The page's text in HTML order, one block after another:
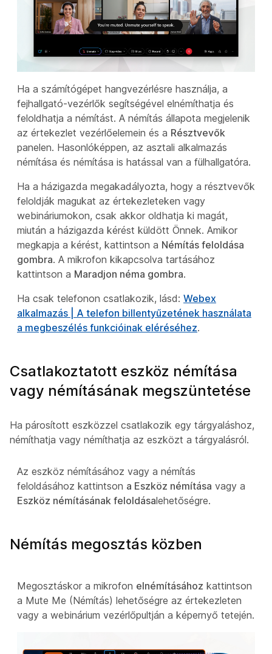
Ha a számítógépet hangvezérlésre használja, a
fejhallgató-vezérlők segítségével elnémíthatja és
feloldhatja a némítást. A némítás állapota megjelenik
az értekezlet vezérlőelemein és a Résztvevők
panelen. Hasonlóképpen, az asztali alkalmazás
némítása és némítása is hatással van a fülhallgatóra.
Ha a házigazda megakadályozta, hogy a résztvevők
feloldják magukat az értekezleteken vagy
webináriumokon, csak akkor oldhatja ki magát,
miután a házigazda kérést küldött Önnek. Amikor
megkapja a kérést, kattintson a Némítás feloldása
gombra. A mikrofon kikapcsolva tartásához
kattintson a Maradjon néma gombra.
Ha csak telefonon csatlakozik, lásd: Webex
alkalmazás | A telefon billentyűzetének használata
a megbeszélés funkcióinak eléréséhez.
Csatlakoztatott eszköz némítása
vagy némításának megszüntetése
Ha párosított eszközzel csatlakozik egy tárgyaláshoz,
némíthatja vagy némíthatja az eszközt a tárgyalásról.
Az eszköz némításához vagy a némítás
feloldásához kattintson a Eszköz némítása vagy a
Eszköz némításának feloldásalehetőségre.
Némítás megosztás közben
Megosztáskor a mikrofon elnémításához kattintson
a Mute Me (Némítás) lehetőségre az értekezleten
vagy a webinárium vezérlőpultján a képernyő tetején.